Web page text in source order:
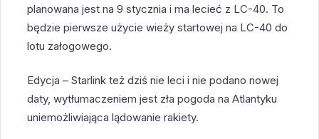
planowana jest na 9 stycznia i ma lecieć z LC-40. To
będzie pierwsze użycie wieży startowej na LC-40 do
lotu załogowego.
Edycja – Starlink też dziś nie leci i nie podano nowej
daty, wytłumaczeniem jest zła pogoda na Atlantyku
uniemożliwiająca lądowanie rakiety.